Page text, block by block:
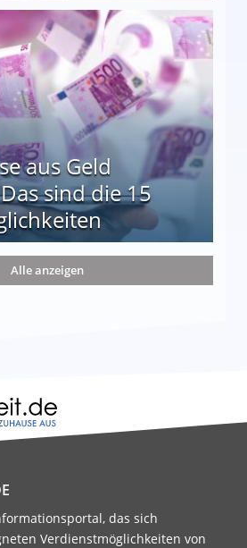
aus Geld
sind die 15
Alle anzeigen
das sich
Verdienstmöglichkeiten von